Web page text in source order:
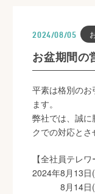
2024/08/05
お盆期間の
平素は格別の
ます。
弊社では、誠
クでの対応とさ
【全社員テレワ
2024年8月13日
8月14日(